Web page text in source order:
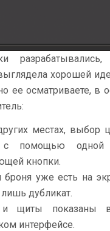
хорошей
ее осматриваете, в
местах, выбор
с помощью одной
кнопки.
уже есть на
лишь дубликат.
и щиты показаны
интерфейсе.